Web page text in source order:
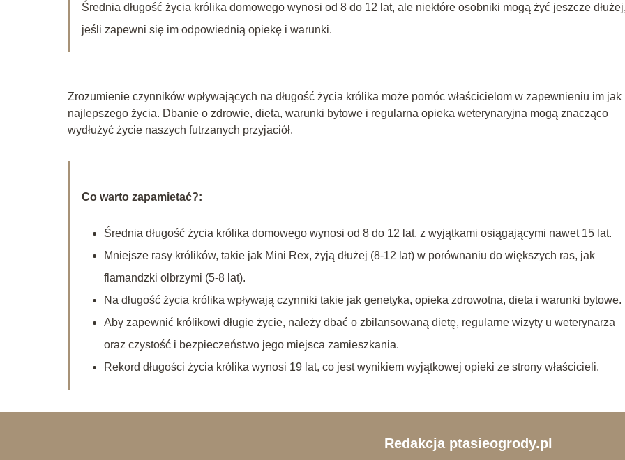
Średnia długość życia królika domowego wynosi od 8 do 12 lat, ale niektóre osobniki mogą żyć jeszcze
jeśli zapewni się im odpowiednią opiekę i warunki.
Zrozumienie czynników wpływających na długość życia królika może pomóc właścicielom w zapewnieniu im jak
najlepszego życia. Dbanie o zdrowie, dieta, warunki bytowe i regularna opieka weterynaryjna mogą znacząco
wydłużyć życie naszych futrzanych przyjaciół.
Co warto zapamietać?:
Średnia długość życia królika domowego wynosi od 8 do 12 lat, z wyjątkami osiągającymi nawet 15 lat.
Mniejsze rasy królików, takie jak Mini Rex, żyją dłużej (8-12 lat) w porównaniu do większych ras, jak
flamandzki olbrzymi (5-8 lat).
Na długość życia królika wpływają czynniki takie jak genetyka, opieka zdrowotna, dieta i warunki bytowe.
Aby zapewnić królikowi długie życie, należy dbać o zbilansowaną dietę, regularne wizyty u weterynarza
oraz czystość i bezpieczeństwo jego miejsca zamieszkania.
Rekord długości życia królika wynosi 19 lat, co jest wynikiem wyjątkowej opieki ze strony właścicieli.
Redakcja ptasieogrody.pl